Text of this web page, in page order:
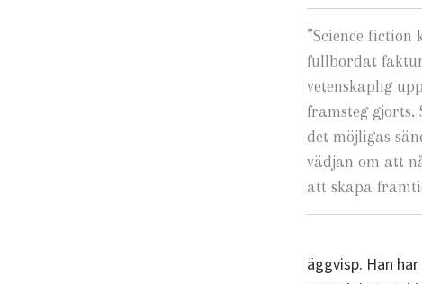
”Science fiction
fullbordat
vetenskaplig
framsteg gjorts.
det möjligas
vädjan om att
att skapa
äggvisp. Han